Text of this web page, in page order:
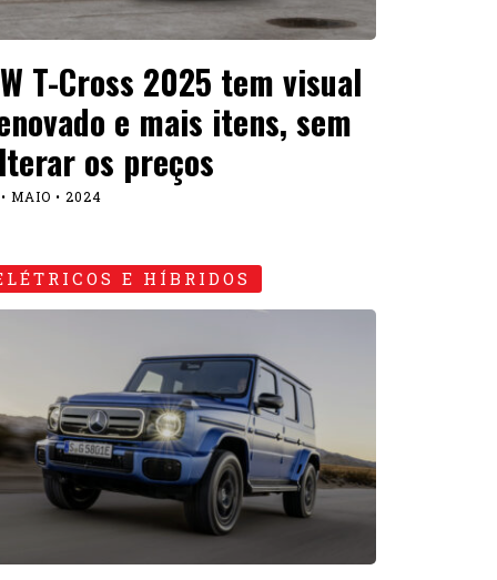
T-Cross 2025 tem visual
e mais itens, sem
os preços
MAIO • 2024
E HÍBRIDOS